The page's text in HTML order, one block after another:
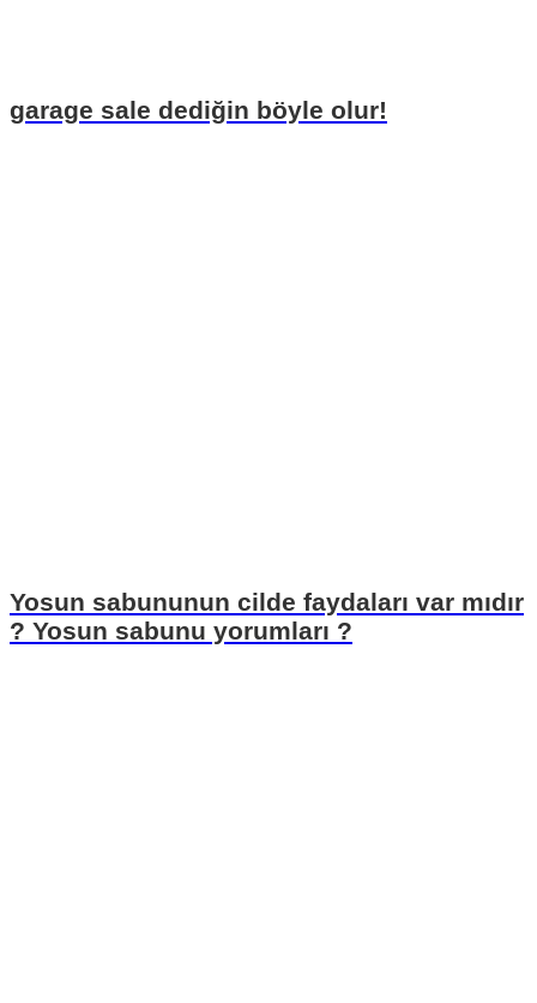
garage sale dediğin böyle olur!
Yosun sabununun cilde faydaları var mıdır
? Yosun sabunu yorumları ?